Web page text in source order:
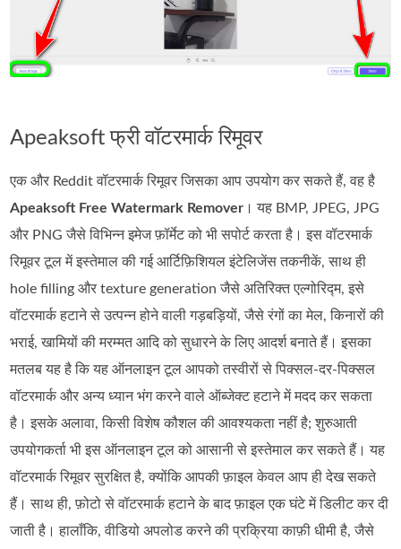
Apeaksoft फ्री वॉटरमार्क रिमूवर
एक और Reddit वॉटरमार्क रिमूवर जिसका आप उपयोग कर सकते हैं, वह है
Apeaksoft Free Watermark Remover । यह BMP, JPEG, JPG
और PNG जैसे विभिन्न इमेज फ़ॉर्मेट को भी सपोर्ट करता है। इस वॉटरमार्क
रिमूवर टूल में इस्तेमाल की गई आर्टिफ़िशियल इंटेलिजेंस तकनीकें, साथ ही
hole filling और texture generation जैसे अतिरिक्त एल्गोरिद्म, इसे
वॉटरमार्क हटाने से उत्पन्न होने वाली गड़बड़ियों, जैसे रंगों का मेल, किनारों की
भराई, खामियों की मरम्मत आदि को सुधारने के लिए आदर्श बनाते हैं। इसका
मतलब यह है कि यह ऑनलाइन टूल आपको तस्वीरों से पिक्सल-दर-पिक्सल
वॉटरमार्क और अन्य ध्यान भंग करने वाले ऑब्जेक्ट हटाने में मदद कर सकता
है। इसके अलावा, किसी विशेष कौशल की आवश्यकता नहीं है; शुरुआती
उपयोगकर्ता भी इस ऑनलाइन टूल को आसानी से इस्तेमाल कर सकते हैं। यह
वॉटरमार्क रिमूवर सुरक्षित है, क्योंकि आपकी फ़ाइल केवल आप ही देख सकते
हैं। साथ ही, फ़ोटो से वॉटरमार्क हटाने के बाद फ़ाइल एक घंटे में डिलीट कर दी
जाती है। हालाँकि, वीडियो अपलोड करने की प्रक्रिया काफ़ी धीमी है, जैसे